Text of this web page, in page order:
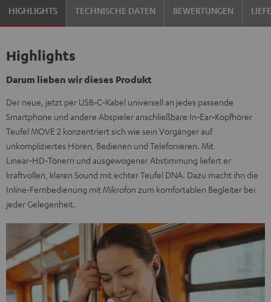
HIGHLIGHTS TECHNISCHE DATEN BEWERTUNGEN
Highlights
Darum lieben wir dieses Produkt
Der neue, jetzt per USB‑C‑Kabel universell an jedes passende
Smartphone und andere Abspieler anschließbare In‑Ear‑Kopfhörer
Teufel MOVE 2 konzentriert sich wie sein Vorgänger auf
unkompliziertes Hören, Bedienen und Telefonieren. Mit
Linear‑HD‑Tönern und ausgewogener Abstimmung liefert er
kraftvollen, klaren Sound mit echter Teufel DNA. Dazu macht ihn die
Inline‑Fernbedienung mit Mikrofon zum komfortablen Begleiter bei
jeder Gelegenheit.